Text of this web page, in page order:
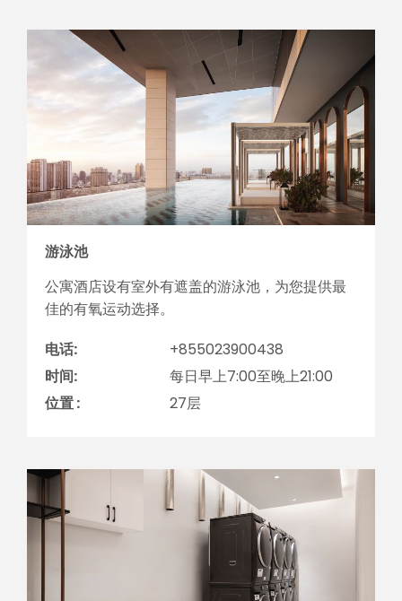
游泳池
公寓酒店设有室外有遮盖的游泳池，为您提供最
佳的有氧运动选择。
电话:
+855023900438
时间:
每日早上7:00至晚上21:00
位置 :
27层